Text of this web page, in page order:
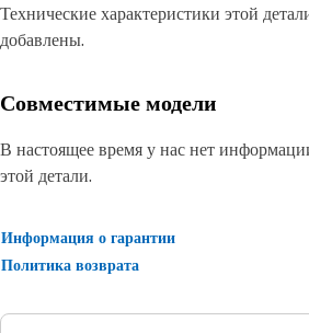
Технические характеристики этой
добавлены.
Совместимые модели
В настоящее время у нас нет
этой детали.
Информация о гарантии
Политика возврата